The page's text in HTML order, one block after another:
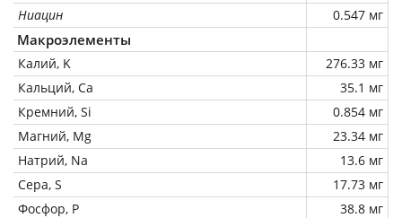
Ниацин
0.547 мг
Макроэлементы
Калий, K
276.33 мг
Кальций, Ca
35.1 мг
Кремний, Si
0.854 мг
Магний, Mg
23.34 мг
Натрий, Na
13.6 мг
Сера, S
17.73 мг
Фосфор, P
38.8 мг